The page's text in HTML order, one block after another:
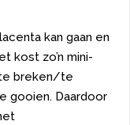
kan gaan en
kost zo’n mini-
breken/te
gooien. Daardoor